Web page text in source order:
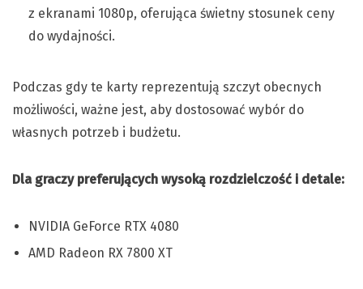
z ekranami 1080p, oferująca świetny stosunek ceny
do wydajności.
Podczas gdy te karty reprezentują szczyt obecnych
możliwości, ważne jest, aby dostosować wybór do
własnych potrzeb i budżetu.
Dla graczy preferujących wysoką rozdzielczość i detale:
NVIDIA GeForce RTX 4080
AMD Radeon RX 7800 XT